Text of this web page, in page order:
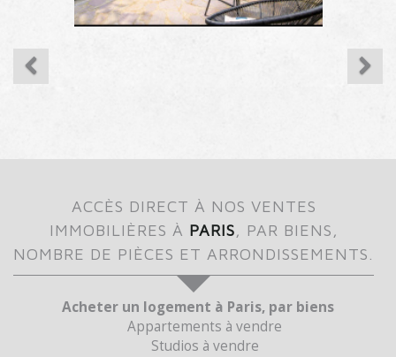
ACCÈS DIRECT À NOS VENTES
IMMOBILIÈRES À PARIS, PAR BIENS,
NOMBRE DE PIÈCES ET ARRONDISSEMENTS.
Acheter un logement à Paris, par biens
Appartements à vendre
Studios à vendre